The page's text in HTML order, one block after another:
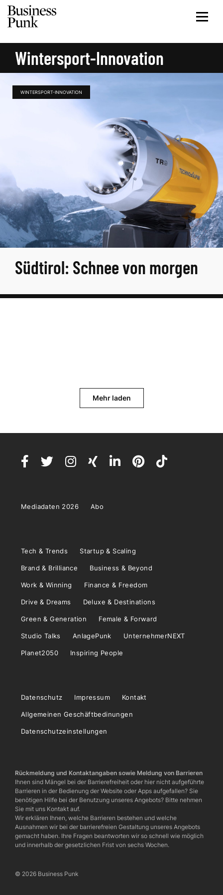
Wintersport-Innovation
WINTERSPORT-INNOVATION
Südtirol: Schnee von morgen
Mehr laden
Mediadaten 2026 Abo
Tech & Trends Startup & Scaling
Brand & Brilliance Business & Beyond
Work & Winning Finance & Freedom
Drive & Dreams Deluxe & Destinations
Green & Generation Female & Forward
Studio Talks AnlagePunk UnternehmerNEXT
Planet2050 Inspiring People
Datenschutz Impressum Kontakt
Allgemeinen Geschäftbedinungen
Datenschutzeinstellungen
Rückmeldung und Kontaktangaben sowie Meldung von Barrieren
Ihnen sind Mängel bei der Barrierefreiheit oder hier nicht aufgeführte
Barrieren in der Bedienung der Website oder Apps aufgefallen? Sie
benötigen Hilfe bei der Benutzung unseres Angebots? Bitte nehmen
Sie mit uns Kontakt auf.
Wir erklären Ihnen, welche Barrieren bestehen und welche
Ausnahmen wir bei der barrierefreien Gestaltung unseres Angebots
gemacht haben. Ihre Fragen beantworten wir so schnell wie möglich
und innerhalb der gesetzlichen Frist von sechs Wochen.
© 2026 Business Punk